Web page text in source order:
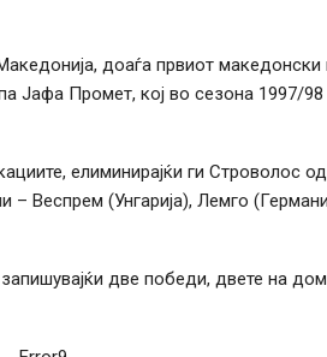
доаѓа првиот македонски
Јафа Промет, кој во сезона 1997/
елиминирајќи ги Строволос
Веспрем (Унгарија), Лемго
две победи, двете на